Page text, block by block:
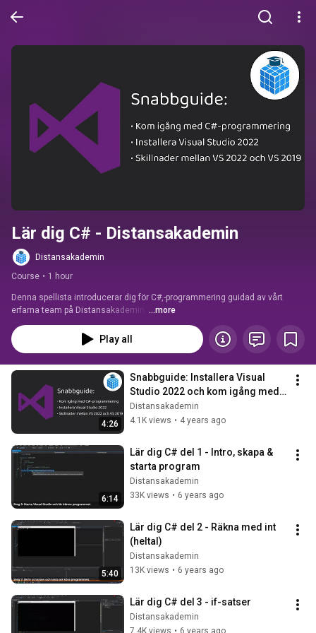
Lär dig C# - Distansakademin
Distansakademin
Course • 1 hour
Denna spellista introducerar dig för C#,-programmering guidad av vårt
erfarna team på Distansakademin. ...more
Play all
4:26
Snabbguide: Installera Visual
Studio 2022 och kom igång med
C#-programmering
Distansakademin
4.1K views • 4 years ago
6:14
Lär dig C# del 1 - Intro, skapa &
starta program
Distansakademin
33K views • 6 years ago
5:40
Lär dig C# del 2 - Räkna med int
(heltal)
Distansakademin
13K views • 6 years ago
Lär dig C# del 3 - if-satser
Distansakademin
7.4K views • 6 years ago